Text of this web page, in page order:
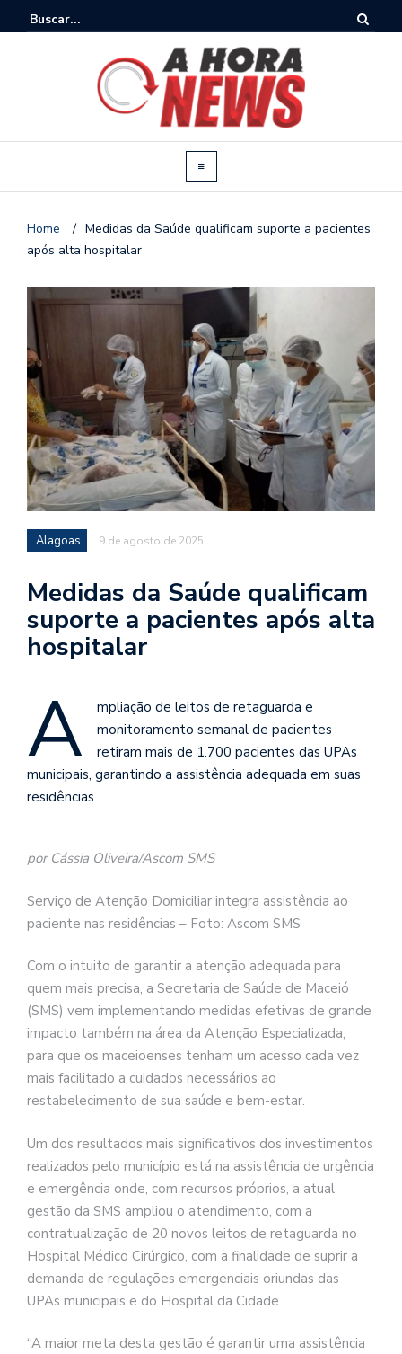
Home / Medidas da Saúde qualificam suporte a pacientes
após alta hospitalar
Alagoas 9 de agosto de 2025
Medidas da Saúde qualificam
suporte a pacientes após alta
hospitalar
A
mpliação de leitos de retaguarda e
monitoramento semanal de pacientes
retiram mais de 1.700 pacientes das UPAs
municipais, garantindo a assistência adequada em suas
residências
por Cássia Oliveira/Ascom SMS
Serviço de Atenção Domiciliar integra assistência ao
paciente nas residências – Foto: Ascom SMS
Com o intuito de garantir a atenção adequada para
quem mais precisa, a Secretaria de Saúde de Maceió
(SMS) vem implementando medidas efetivas de grande
impacto também na área da Atenção Especializada,
para que os maceioenses tenham um acesso cada vez
mais facilitado a cuidados necessários ao
restabelecimento de sua saúde e bem-estar.
Um dos resultados mais significativos dos investimentos
realizados pelo município está na assistência de urgência
e emergência onde, com recursos próprios, a atual
gestão da SMS ampliou o atendimento, com a
contratualização de 20 novos leitos de retaguarda no
Hospital Médico Cirúrgico, com a finalidade de suprir a
demanda de regulações emergenciais oriundas das
UPAs municipais e do Hospital da Cidade.
“A maior meta desta gestão é garantir uma assistência